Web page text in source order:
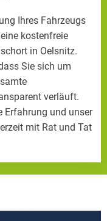
Ihres Fahrzeugs
kostenfreie
in Oelsnitz.
Sie sich um
verläuft.
Erfahrung und unser
mit Rat und Tat